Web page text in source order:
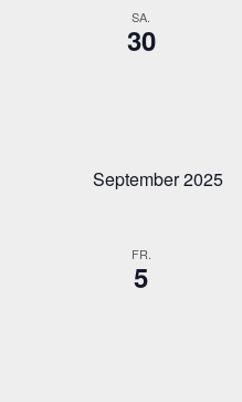
SA.
30
September 2025
FR.
5